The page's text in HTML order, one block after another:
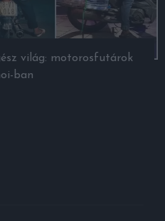
világ: motorosfutárok
ban